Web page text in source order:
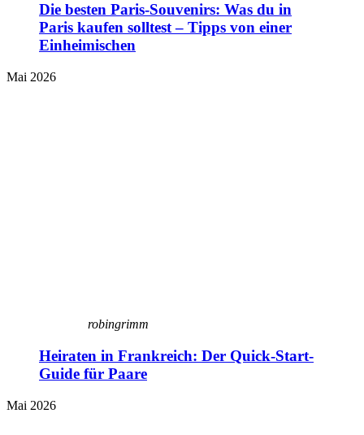
Die besten Paris-Souvenirs: Was du in
Paris kaufen solltest – Tipps von einer
Einheimischen
Mai 2026
robingrimm
Heiraten in Frankreich: Der Quick-Start-
Guide für Paare
Mai 2026